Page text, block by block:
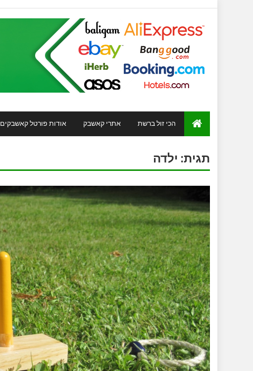
אודות פורטל קאשבקים אתרי קאשבק הכי זול ברשת
תגית: ילדה